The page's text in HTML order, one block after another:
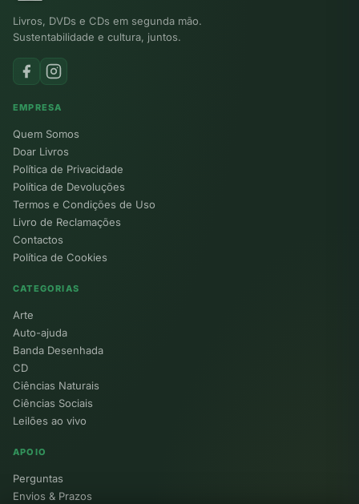
Livros, DVDs e CDs em segunda mão.
Sustentabilidade e cultura, juntos.
EMPRESA
Quem Somos
Doar Livros
Política de Privacidade
Política de Devoluções
Termos e Condições de Uso
Livro de Reclamações
Contactos
Política de Cookies
CATEGORIAS
Arte
Auto-ajuda
Banda Desenhada
CD
Ciências Naturais
Ciências Sociais
Leilões ao vivo
APOIO
Perguntas
Envios & Prazos